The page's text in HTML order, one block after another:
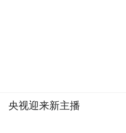
央视迎来新主播